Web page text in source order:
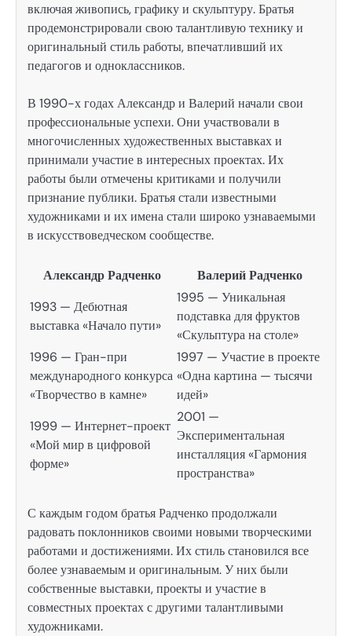
включая живопись, графику и скульптуру. Братья
продемонстрировали свою талантливую технику и
оригинальный стиль работы, впечатливший их
педагогов и одноклассников.
В 1990-х годах Александр и Валерий начали свои
профессиональные успехи. Они участвовали в
многочисленных художественных выставках и
принимали участие в интересных проектах. Их
работы были отмечены критиками и получили
признание публики. Братья стали известными
художниками и их имена стали широко узнаваемыми
в искусствоведческом сообществе.
Александр Радченко
Валерий Радченко
1993 — Дебютная
выставка «Начало пути»
1995 — Уникальная
подставка для фруктов
«Скульптура на столе»
1996 — Гран-при
международного конкурса
«Творчество в камне»
1997 — Участие в проекте
«Одна картина — тысячи
идей»
1999 — Интернет-проект
«Мой мир в цифровой
форме»
2001 —
Экспериментальная
инсталляция «Гармония
пространства»
С каждым годом братья Радченко продолжали
радовать поклонников своими новыми творческими
работами и достижениями. Их стиль становился все
более узнаваемым и оригинальным. У них были
собственные выставки, проекты и участие в
совместных проектах с другими талантливыми
художниками.